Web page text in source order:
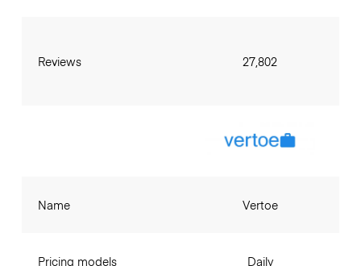
Reviews 27,802
Name
Pricing models
Vertoe
Daily